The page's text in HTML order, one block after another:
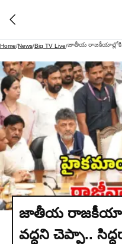
Home/News/Big TV Live/
జాతీయ
వద్దని చెప్పా..